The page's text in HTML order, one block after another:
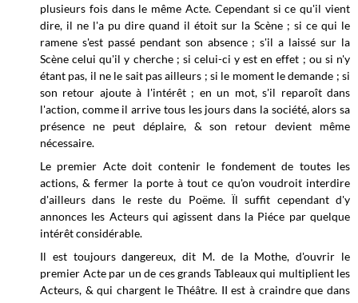
plusieurs fois dans le même Acte. Cependant si ce qu'il vient
dire, il ne l'a pu dire quand il étoit sur la Scène ; si ce qui le
ramene s'est passé pendant son absence ; s'il a laissé sur la
Scène celui qu'il y cherche ; si celui-ci y est en effet ; ou si n'y
étant pas, il ne le sait pas ailleurs ; si le moment le demande ; si
son retour ajoute à l'intérêt ; en un mot, s'il reparoît dans
l'action, comme il arrive tous les jours dans la société, alors sa
présence ne peut déplaire, & son retour devient même
nécessaire.
Le premier Acte doit contenir le fondement de toutes les
actions, & fermer la porte à tout ce qu'on voudroit interdire
d'ailleurs dans le reste du Poëme. Ïl suffit cependant d'y
annonces les Acteurs qui agissent dans la Piéce par quelque
intérêt considérable.
Il est toujours dangereux, dit M. de la Mothe, d'ouvrir le
premier Acte par un de ces grands Tableaux qui multiplient les
Acteurs, & qui chargent le Théâtre. II est à craindre que dans